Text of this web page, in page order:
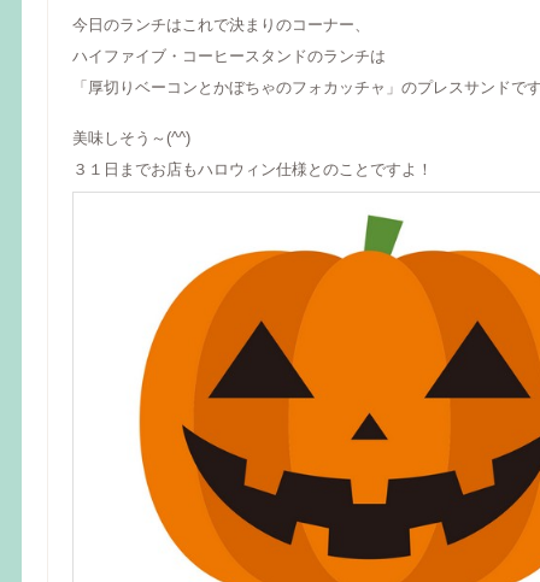
今日のランチはこれで決まりのコーナー、
ハイファイブ・コーヒースタンドのランチは
「厚切りベーコンとかぼちゃのフォカッチャ」のプレスサンドで
美味しそう～(^^)
３１日までお店もハロウィン仕様とのことですよ！